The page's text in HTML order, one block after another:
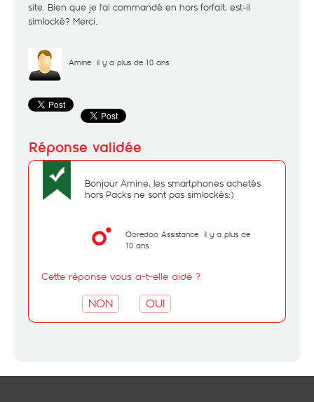
site. Bien que je l'ai commandé en hors forfait, est-il
simlocké? Merci.
Amine il y a plus de 10 ans
Bonjour Amine, les smartphones achetés
hors Packs ne sont pas simlockés:)
Ooredoo Assistance il y a plus de
10 ans
Cette réponse vous a-t-elle aidé ?
NON OUI